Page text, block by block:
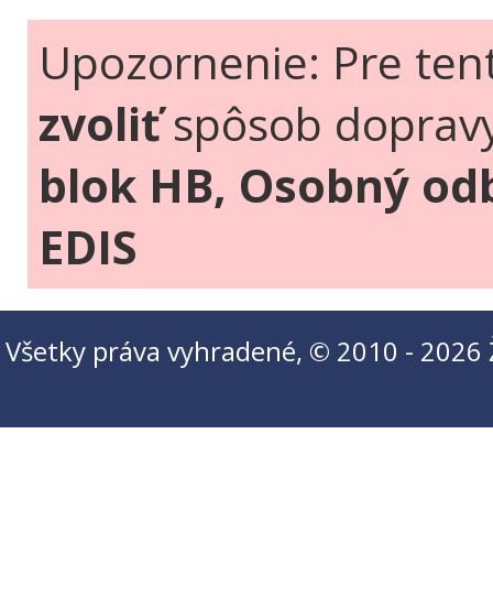
Upozornenie: Pre
zvoliťspôsob
blok HB, Osobný
EDIS
Všetky práva vyhradené, © 2010 -